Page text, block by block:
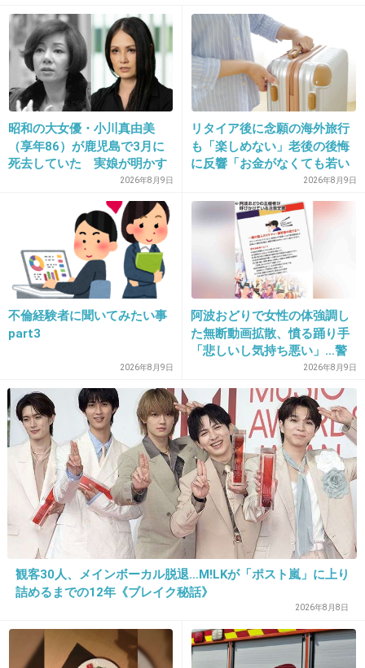
>>1
お礼を言うのは授業参観がチャンスです。
1件の返信
+6
23. 匿名2026/07/08(水) 17:50:03
いやだめだろ。ちゃんと管理しないといけんやろ何いって
+10
24. 匿名
横、学校から帰らないでそのまま遊びに行くは
しないと思う。一度帰ってお母さんにうちに遊
びに行っていいかどうか聞いて来てねって言わ
れると思うよ
+18 -0
25. 匿名2026/07/08(水) 17:51:24
>>1
連絡先書いた手紙を持たせるよ。ショートメール位でもご
昭和の大女優・小川真由美
（享年86）が鹿児島で3月に
死去していた 実娘が明かす
「毒母」の素顔と空白の晩年
2026年8月9日
リタイア後に念願の海外旅行
も「楽しめない」老後の後悔
に反響「お金がなくても若い
うちに？」50代以上の切実な
声
2026年8月9日
不倫経験者に聞いてみたい事
part3
2026年8月9日
阿波おどりで女性の体強調し
た無断動画拡散、憤る踊り手
「悲しいし気持ち悪い」…警
2026年8月9日
観客30人、メインボーカル脱退…M!LKが「ポスト嵐」に上り
詰めるまでの12年《ブレイク秘話》
2026年8月8日